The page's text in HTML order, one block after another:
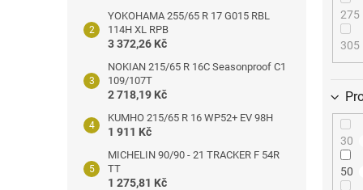
YOKOHAMA 255/65 R 17 G015 RBL
114H XL RPB
3 372,26 Kč
NOKIAN 215/65 R 16C Seasonproof C1
109/107T
2 718,19 Kč
KUMHO 215/65 R 16 WP52+ EV 98H
1 911 Kč
MICHELIN 90/90 - 21 TRACKER F 54R
TT
1 275,81 Kč
275
305
30
50